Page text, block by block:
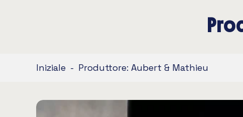
Iniziale - Produttore: Aubert & Mathieu